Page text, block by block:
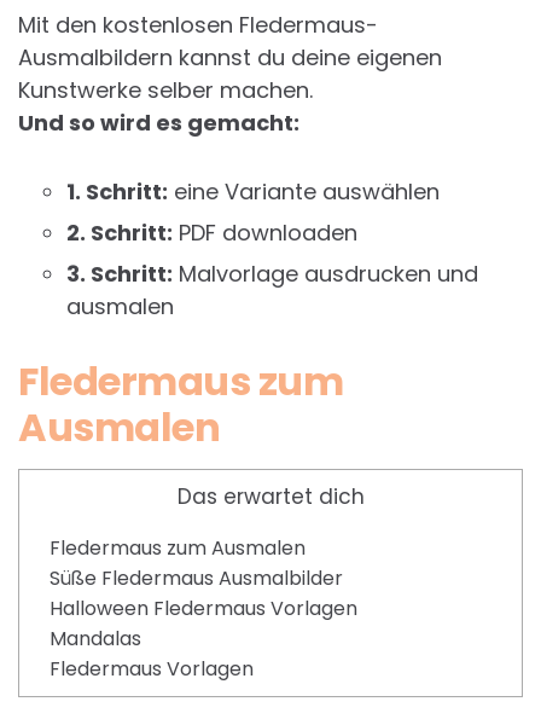
Mit den kostenlosen Fledermaus-
Ausmalbildern kannst du deine eigenen
Kunstwerke selber machen.
Und so wird es gemacht:
1. Schritt: eine Variante auswählen
2. Schritt: PDF downloaden
3. Schritt: Malvorlage ausdrucken und
ausmalen
Fledermaus zum
Ausmalen
Das erwartet dich
Fledermaus zum Ausmalen
Süße Fledermaus Ausmalbilder
Halloween Fledermaus Vorlagen
Mandalas
Fledermaus Vorlagen